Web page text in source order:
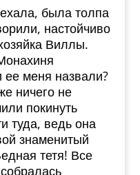
была толпа
настойчиво
Виллы.
ее меня назвали?
ничего не
покинуть
туда, ведь она
знаменитый
тетя! Все